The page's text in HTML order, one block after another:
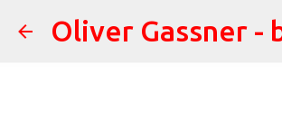
Oliver Gassner -